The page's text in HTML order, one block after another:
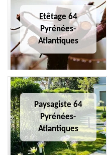
Etêtage 64
Pyrénées-
Atlantiques
Paysagiste 64
Pyrénées-
Atlantiques